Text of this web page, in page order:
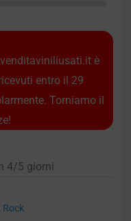
è
entro il 29
Torniamo il
4/5 giorni
Rock